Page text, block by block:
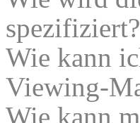
spezifiziert?
Wie kann
Viewing-
Wie kann